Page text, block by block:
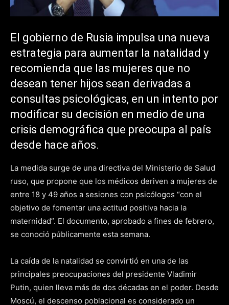
El gobierno de Rusia impulsa una nueva
estrategia para aumentar la natalidad y
recomienda que las mujeres que no
desean tener hijos sean derivadas a
consultas psicológicas, en un intento por
modificar su decisión en medio de una
crisis demográfica que preocupa al país
desde hace años.
La medida surge de una directiva del Ministerio de Salud
ruso, que propone que los médicos deriven a mujeres de
entre 18 y 49 años a sesiones con psicólogos “con el
objetivo de fomentar una actitud positiva hacia la
maternidad”. El documento, aprobado a fines de febrero,
se conoció públicamente esta semana.
La caída de la natalidad se convirtió en una de las
principales preocupaciones del presidente Vladimir
Putin, quien lleva más de dos décadas en el poder. Desde
Moscú, el descenso poblacional es considerado un